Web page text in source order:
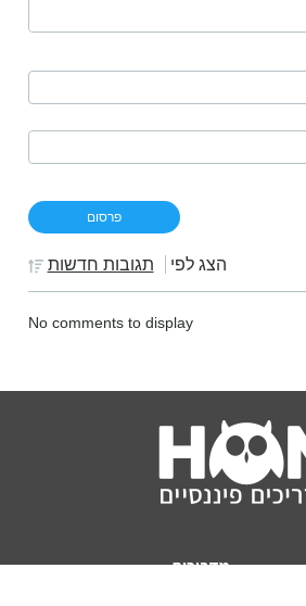
הצג לפי תגובות חדשות
No comments to display
מדריכים